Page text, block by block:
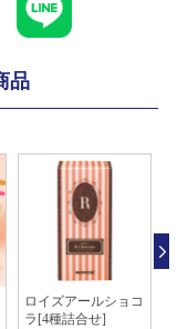
品
ロイズアールショコ
ラ[4種詰合せ]